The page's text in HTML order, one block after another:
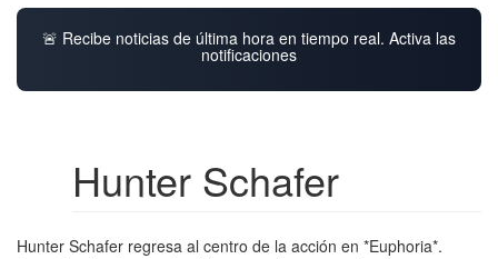
🚨 Recibe noticias de última hora en tiempo real. Activa las
notificaciones
Hunter Schafer
Hunter Schafer regresa al centro de la acción en *Euphoria*.